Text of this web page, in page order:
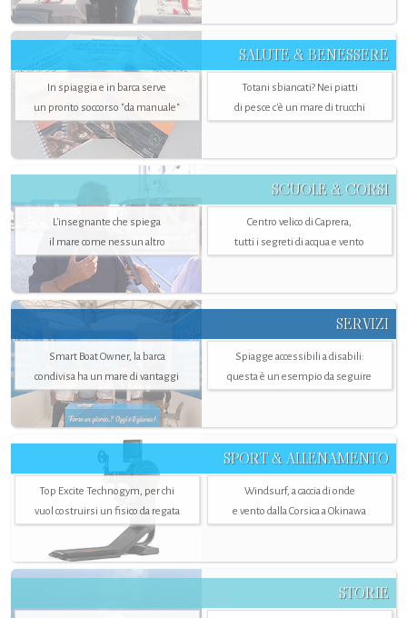
SALUTE & BENESSERE
In spiaggia e in barca serve
un pronto soccorso "da manuale"
Totani sbiancati? Nei piatti
di pesce c'è un mare di trucchi
SCUOLE & CORSI
L'insegnante che spiega
il mare come nessun altro
Centro velico di Caprera,
tutti i segreti di acqua e vento
SERVIZI
Smart Boat Owner, la barca
condivisa ha un mare di vantaggi
Spiagge accessibili a disabili:
questa è un esempio da seguire
SPORT & ALLENAMENTO
Top Excite Technogym, per chi
vuol costruirsi un fisico da regata
Windsurf, a caccia di onde
e vento dalla Corsica a Okinawa
STORIE